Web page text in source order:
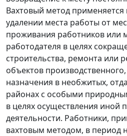
Вахтовый метод
удалении места работы от
проживания работников или
работодателя в целях
строительства, ремонта или
объектов
назначения в необжитых,
районах с особыми
в целях осуществления иной
деятельности. Работники,
вахтовым методом, в период